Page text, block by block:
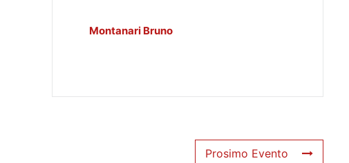
Montanari Bruno
Prosimo Evento